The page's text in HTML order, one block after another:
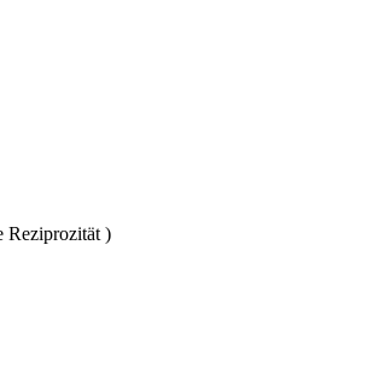
Reziprozität )